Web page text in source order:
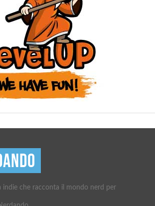
indie che racconta il mondo nerd per